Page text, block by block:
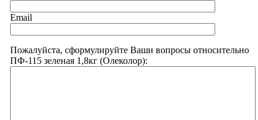
Email
Пожалуйста, сформулируйте Ваши вопросы относительно
ПФ-115 зеленая 1,8кг (Олеколор):